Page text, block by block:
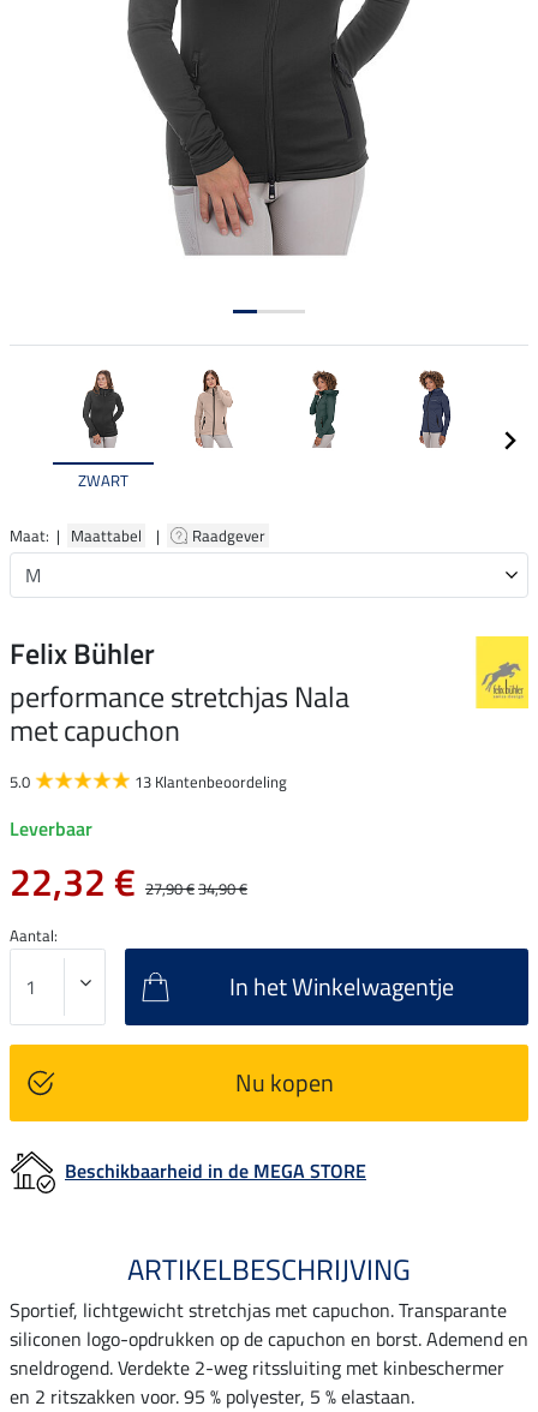
ZWART
Maat: | Maattabel | Raadgever
Felix Bühler
performance stretchjas Nala
met capuchon
5.0 13 Klantenbeoordeling
Leverbaar
22,32 € 27,90 €34,90 €
Aantal:
In het Winkelwagentje
Nu kopen
Beschikbaarheid in de MEGA STORE
ARTIKELBESCHRIJVING
Sportief, lichtgewicht stretchjas met capuchon. Transparante
siliconen logo-opdrukken op de capuchon en borst. Ademend en
sneldrogend. Verdekte 2-weg ritssluiting met kinbeschermer
en 2 ritszakken voor. 95 % polyester, 5 % elastaan.